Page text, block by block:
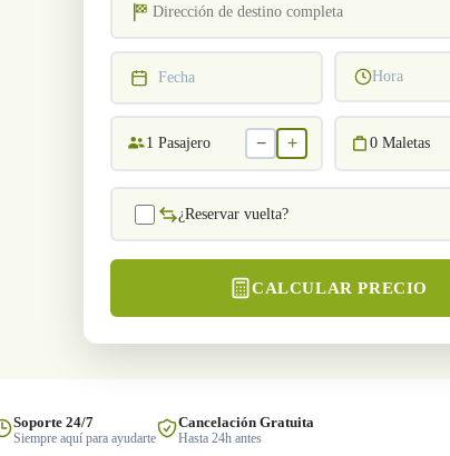
Fecha Hora
1 Pasajero − + 0 Maletas
¿Reservar vuelta?
CALCULAR PRECIO
Soporte 24/7
Siempre aquí para ayudarte
Cancelación Gratuita
Hasta 24h antes